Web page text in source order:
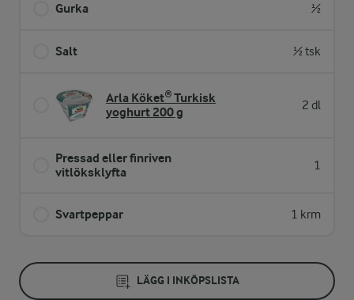
Gurka ½
Salt ½ tsk
Arla Köket® Turkisk
yoghurt 200 g
2 dl
Pressad eller finriven
vitlöksklyfta
1
Svartpeppar 1 krm
LÄGG I INKÖPSLISTA